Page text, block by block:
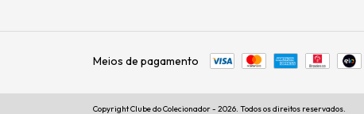
Meios de pagamento
Copyright Clube do Colecionador - 2026. Todos os direitos reservados.